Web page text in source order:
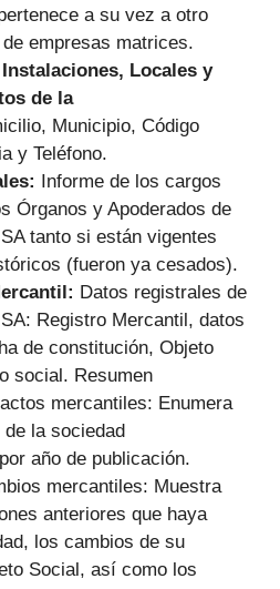
a su vez a otro
empresas matrices.
Locales y
de la
Municipio, Código
y Teléfono.
Informe de los cargos
Órganos y Apoderados de
tanto si están vigentes
(fueron ya cesados).
Datos registrales de
Registro Mercantil, datos
de constitución, Objeto
social. Resumen
mercantiles: Enumera
la sociedad
año de publicación.
mercantiles: Muestra
anteriores que haya
los cambios de su
Social, así como los